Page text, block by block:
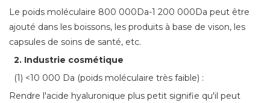
Le poids moléculaire 800 000Da-1 200 000Da peut être
ajouté dans les boissons, les produits à base de vison, les
capsules de soins de santé, etc.
2. Industrie cosmétique
(1) <10 000 Da (poids moléculaire très faible) :
Rendre l'acide hyaluronique plus petit signifie qu'il peut